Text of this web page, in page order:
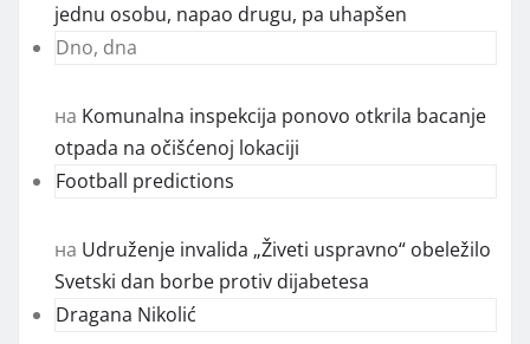
jednu osobu, napao drugu, pa uhapšen
Dno, dna
на Komunalna inspekcija ponovo otkrila bacanje
otpada na očišćenoj lokaciji
Football predictions
на Udruženje invalida „Živeti uspravno“ obeležilo
Svetski dan borbe protiv dijabetesa
Dragana Nikolić